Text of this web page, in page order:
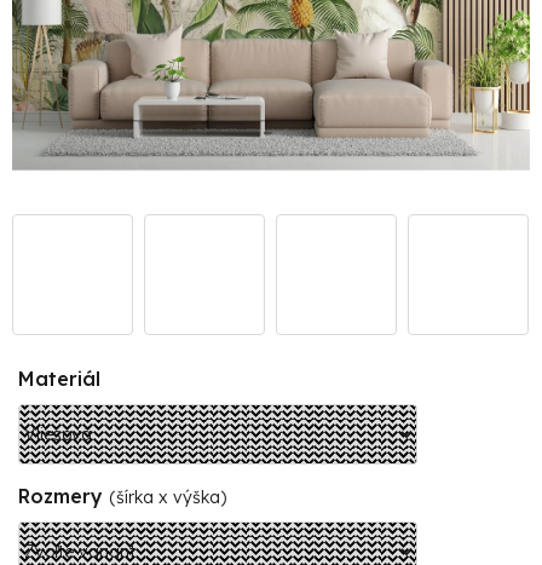
Materiál
Rozmery (šírka x výška)